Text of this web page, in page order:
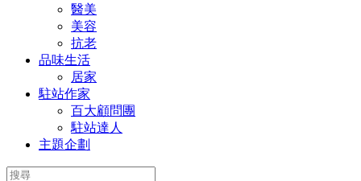
醫美
美容
抗老
品味生活
居家
駐站作家
百大顧問團
駐站達人
主題企劃